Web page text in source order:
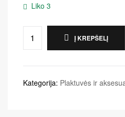
Liko 3
Į KREPŠELĮ
Kategorija: Plaktuvės ir